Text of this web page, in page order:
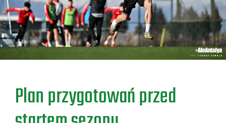
a
Plan przygotowań przed